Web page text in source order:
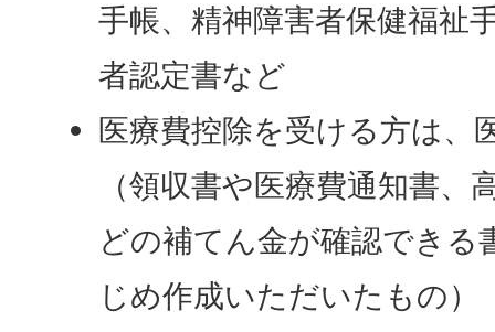
手帳、精神障害者保健福祉
者認定書など
医療費控除を受ける方は、
（領収書や医療費通知書、
どの補てん金が確認でき
じめ作成いただいたもの）